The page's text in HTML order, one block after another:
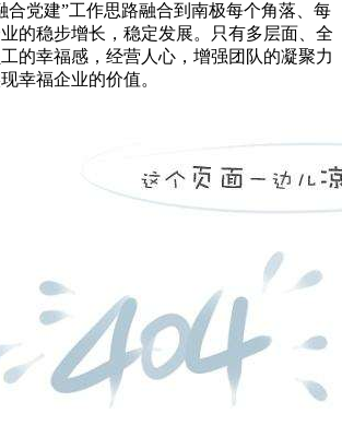
合党建”工作思路融合到南极每个角落、每
的稳步增长，稳定发展。只有多层面、全
的幸福感，经营人心，增强团队的凝聚力
幸福企业的价值。